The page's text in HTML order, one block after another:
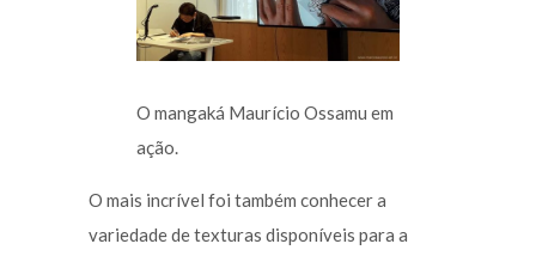
O mangaká Maurício Ossamu em
ação.
O mais incrível foi também conhecer a
variedade de texturas disponíveis para a